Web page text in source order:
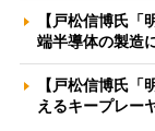
【戸松信博氏
端半導体の製造
【戸松信博氏
えるキープレ